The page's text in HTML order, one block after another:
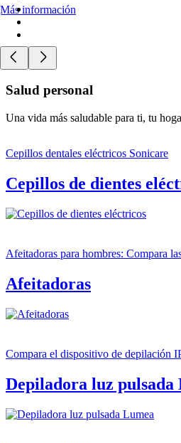
Más información
Salud personal
Una vida más saludable para ti, tu
Cepillos dentales eléctricos Sonicare
Cepillos de dientes
Afeitadoras para hombres: Compara
Afeitadoras
Compara el dispositivo de depilación
Depiladora luz pulsada